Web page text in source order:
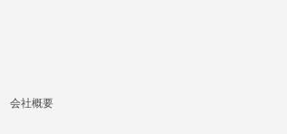
会社概要